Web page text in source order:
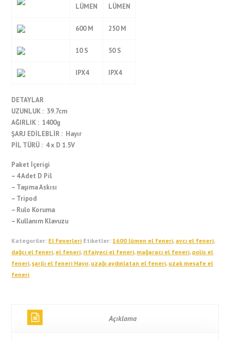
LÜMEN
LÜMEN
600 M 250 M
10 S 50 S
IPX4 IPX4
DETAYLAR
UZUNLUK : 39.7cm
AĞIRLIK : 1400g
ŞARJ EDİLEBLİR : Hayır
PİL TÜRÜ : 4 x D 1.5V
Paket İçerigi
– 4 Adet D Pil
– Taşıma Askısı
– Tripod
– Rulo Koruma
– Kullanım Klavuzu
Kategoriler: El Fenerleri Etiketler:1600 lümen el feneri, avcı el feneri,
dağcı el feneri, el feneri, itfaiyeci el feneri, mağaracı el feneri, polis el
feneri,şarjlı el feneri Hayır, uzağı aydınlatan el feneri, uzak mesafe el
feneri
Açıklama